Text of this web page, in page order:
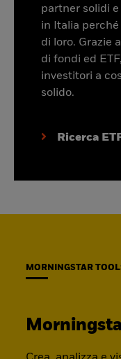
partner solidi
in Italia
di loro. Grazie
di fondi ed
investitori a
solido.
Ricerca
MORNINGSTAR